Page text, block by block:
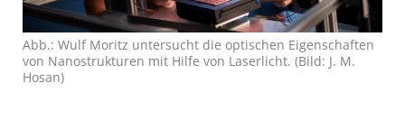
Abb.: Wulf Moritz untersucht die optischen Eigenschaften
von Nano­strukturen mit Hilfe von Laserlicht. (Bild: J. M.
Hosan)